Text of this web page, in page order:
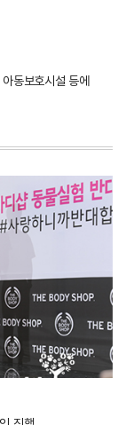
동보호시설 등에